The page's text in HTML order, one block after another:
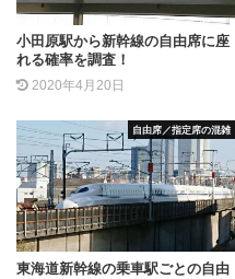
小田原駅から新幹線の自由席に座
れる確率を調査！
2020年4月20日
自由席／指定席の混雑
東海道新幹線の乗車駅ごとの自由